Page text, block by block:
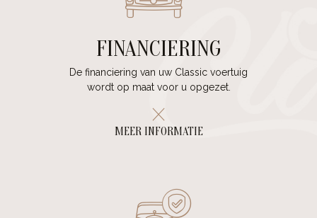
FINANCIERING
De financiering van uw Classic voertuig
wordt op maat voor u opgezet.
MEER INFORMATIE